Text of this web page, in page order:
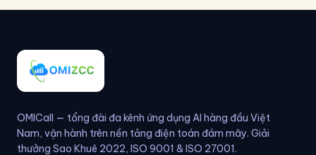
OMICall — tổng đài đa kênh ứng dụng AI hàng đầu Việt
Nam, vận hành trên nền tảng điện toán đám mây. Giải
thưởng Sao Khuê 2022, ISO 9001 & ISO 27001.